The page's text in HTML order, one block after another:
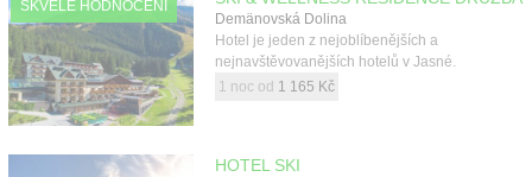
SKVĚLÉ HODNOCENÍ
Demänovská Dolina
Hotel je jeden z nejoblíbenějších a
nejnavštěvovanějších hotelů v Jasné.
1 noc od 1 165 Kč
HOTEL SKI